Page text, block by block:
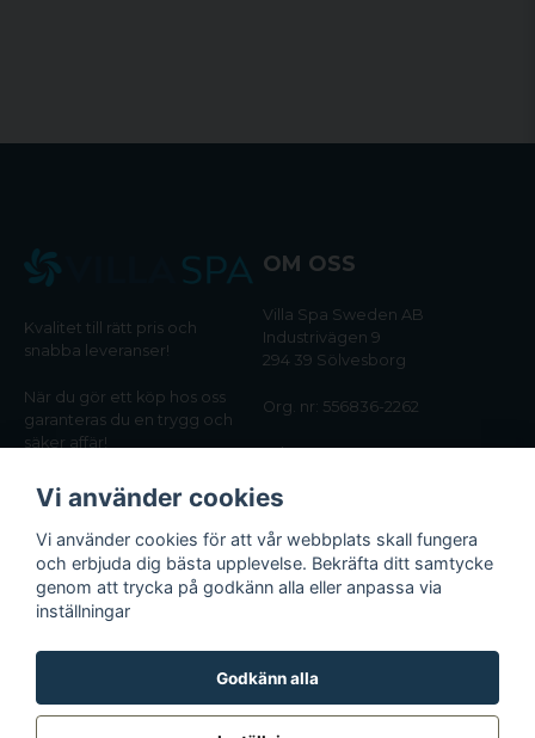
Kvalitet till rätt pris och
snabba leveranser!
När du gör ett köp hos oss
garanteras du en trygg och
säker affär!
OM OSS
Villa Spa Sweden AB
Industrivägen 9
294 39 Sölvesborg
Org. nr: 556836-2262
Tel:0456-405566
Email:
INFORMATION
Om oss
Integritetspolicy
Vi använder cookies
Vi använder cookies för att vår webbplats skall fungera
och erbjuda dig bästa upplevelse. Bekräfta ditt samtycke
genom att trycka på godkänn alla eller anpassa via
inställningar
Godkänn alla